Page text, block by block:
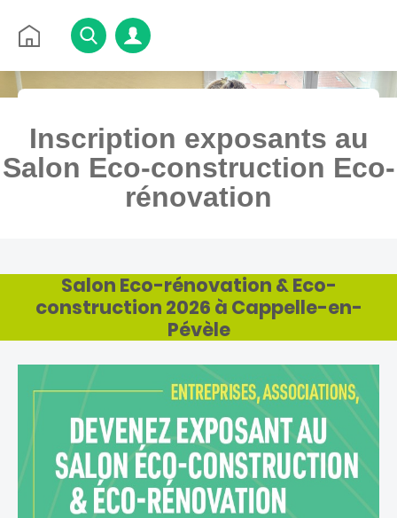
Retour
l'accueil
Rechercher
Inscription exposants au
Salon Eco-construction Eco-
rénovation
Salon Eco-rénovation & Eco-
construction 2026 à Cappelle-en-
Pévèle